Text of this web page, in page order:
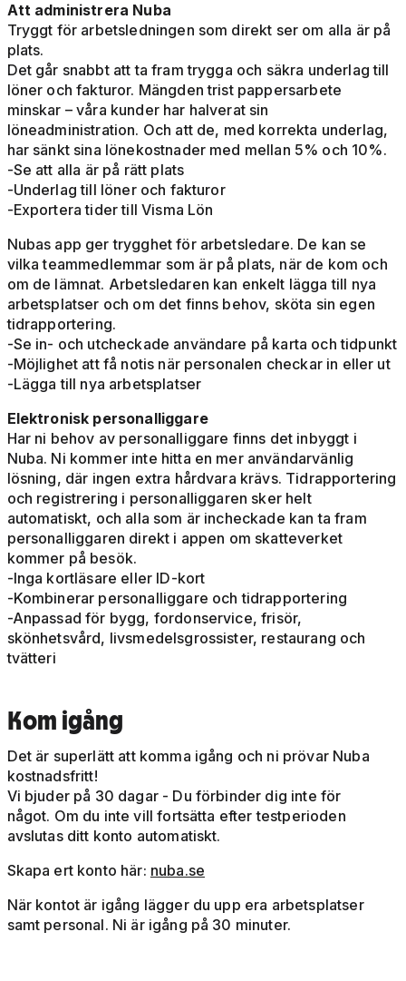
Att administrera Nuba
Tryggt för arbetsledningen som direkt ser om alla är på
plats.
Det går snabbt att ta fram trygga och säkra underlag till
löner och fakturor. Mängden trist pappersarbete
minskar – våra kunder har halverat sin
löneadministration. Och att de, med korrekta underlag,
har sänkt sina lönekostnader med mellan 5% och 10%.
-Se att alla är på rätt plats
-Underlag till löner och fakturor
-Exportera tider till Visma Lön
Nubas app ger trygghet för arbetsledare. De kan se
vilka teammedlemmar som är på plats, när de kom och
om de lämnat. Arbetsledaren kan enkelt lägga till nya
arbetsplatser och om det finns behov, sköta sin egen
tidrapportering.
-Se in- och utcheckade användare på karta och tidpunkt
-Möjlighet att få notis när personalen checkar in eller ut
-Lägga till nya arbetsplatser
Elektronisk personalliggare
Har ni behov av personalliggare finns det inbyggt i
Nuba. Ni kommer inte hitta en mer användarvänlig
lösning, där ingen extra hårdvara krävs. Tidrapportering
och registrering i personalliggaren sker helt
automatiskt, och alla som är incheckade kan ta fram
personalliggaren direkt i appen om skatteverket
kommer på besök.
-Inga kortläsare eller ID-kort
-Kombinerar personalliggare och tidrapportering
-Anpassad för bygg, fordonservice, frisör,
skönhetsvård, livsmedelsgrossister, restaurang och
tvätteri
Kom igång
Det är superlätt att komma igång och ni prövar Nuba
kostnadsfritt!
Vi bjuder på 30 dagar - Du förbinder dig inte för
något. Om du inte vill fortsätta efter testperioden
avslutas ditt konto automatiskt.
Skapa ert konto här: nuba.se
När kontot är igång lägger du upp era arbetsplatser
samt personal. Ni är igång på 30 minuter.